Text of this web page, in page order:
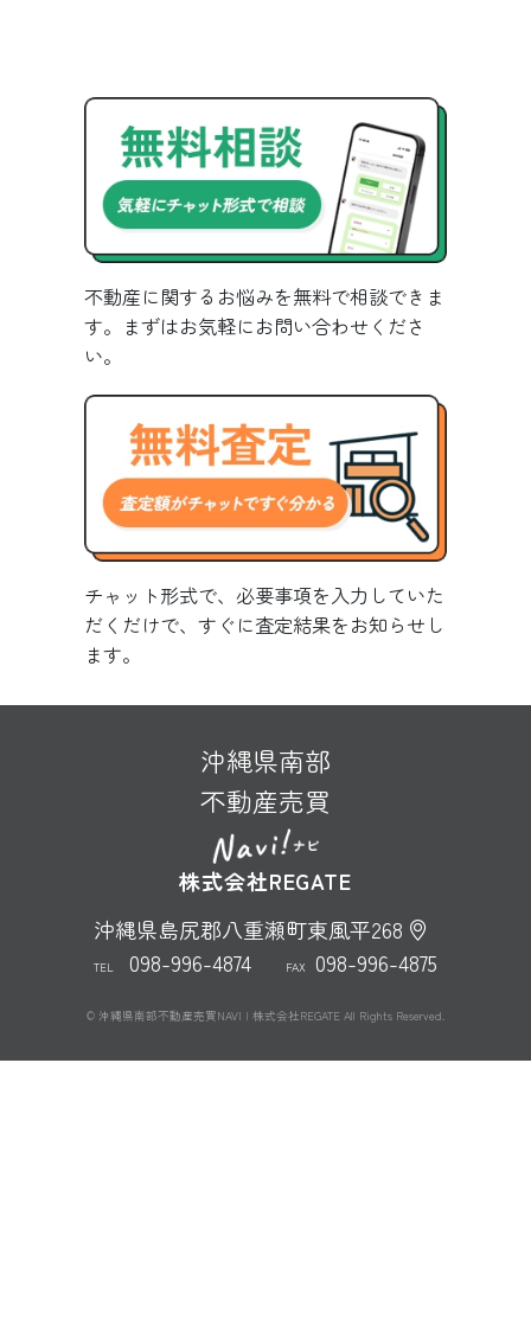
不動産に関するお悩みを無料で相談できま
す。まずはお気軽にお問い合わせくださ
い。
チャット形式で、必要事項を入力していた
だくだけで、すぐに査定結果をお知らせし
ます。
沖縄県南部
不動産売買
株式会社REGATE
沖縄県島尻郡八重瀬町東風平268
TEL 098-996-4874 FAX 098-996-4875
© 沖縄県南部不動産売買NAVI | 株式会社REGATE All Rights Reserved.